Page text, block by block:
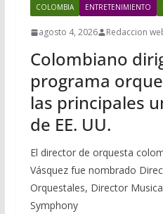
COLOMBIA ENTRETENIMIENTO
agosto 4, 2026 Redaccion
Colombiano
programa
las principales
de EE. UU.
El director de orquesta
Vásquez fue nombrado
Orquestales, Director
Symphony